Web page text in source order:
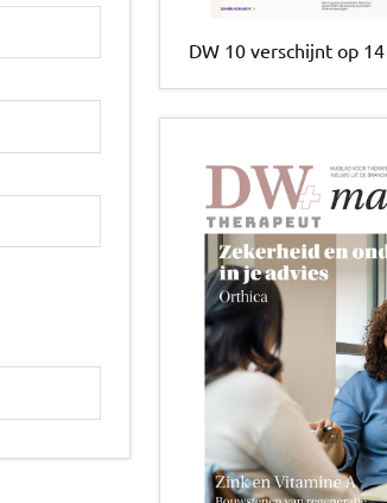
DW 10 verschijnt op